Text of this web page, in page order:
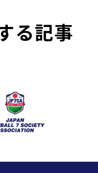
る記事